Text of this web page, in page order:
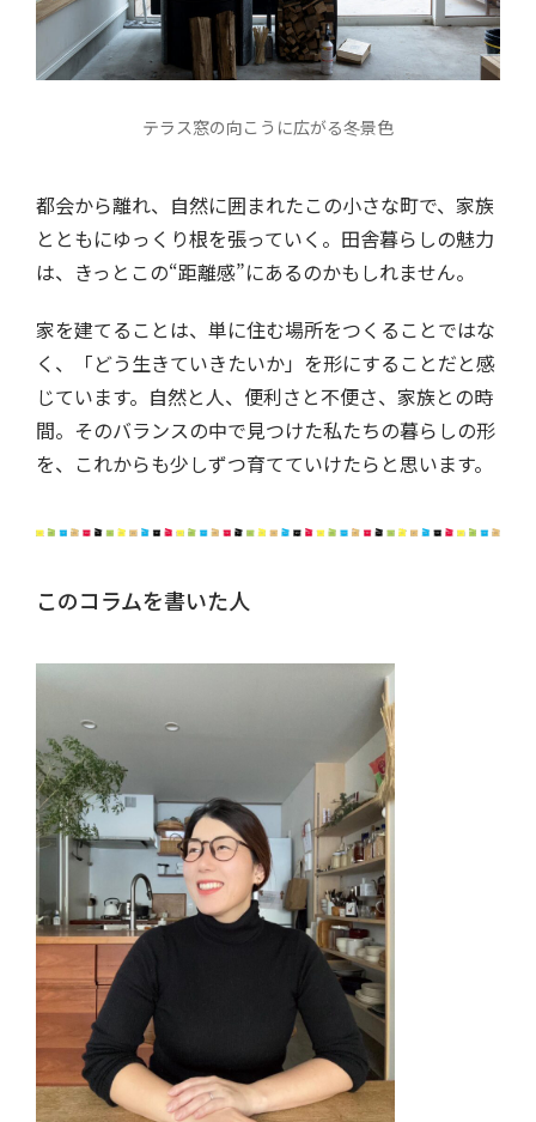
テラス窓の向こうに広がる冬景色
都会から離れ、自然に囲まれたこの小さな町で、家族
とともにゆっくり根を張っていく。田舎暮らしの魅力
は、きっとこの“距離感”にあるのかもしれません。
家を建てることは、単に住む場所をつくることではな
く、「どう生きていきたいか」を形にすることだと感
じています。自然と人、便利さと不便さ、家族との時
間。そのバランスの中で見つけた私たちの暮らしの形
を、これからも少しずつ育てていけたらと思います。
このコラムを書いた人